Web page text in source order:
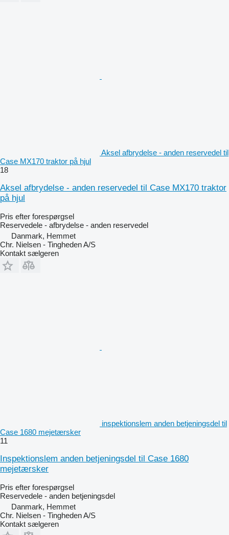
Aksel afbrydelse - anden reservedel til
Case MX170 traktor på hjul
18
Aksel afbrydelse - anden reservedel til Case MX170 traktor
på hjul
Pris efter forespørgsel
Reservedele - afbrydelse - anden reservedel
Danmark, Hemmet
Chr. Nielsen - Tingheden A/S
Kontakt sælgeren
inspektionslem anden betjeningsdel til
Case 1680 mejetærsker
11
Inspektionslem anden betjeningsdel til Case 1680
mejetærsker
Pris efter forespørgsel
Reservedele - anden betjeningsdel
Danmark, Hemmet
Chr. Nielsen - Tingheden A/S
Kontakt sælgeren